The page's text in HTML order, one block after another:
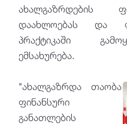
ახალგაზრდების
დაახლოებას და
პრაქტიკაში
ემსახურება.
"ახალგაზრდა თაობა
ფინანსური
განათლების